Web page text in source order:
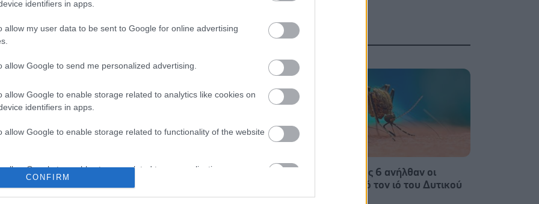
identifiers in apps.
allow my user data to be sent to Google for online advertising
allow Google to send me personalized advertising.
allow Google to enable storage related to analytics like cookies on
identifiers in apps.
allow Google to enable storage related to functionality of the website
allow Google to enable storage related to personalization.
allow Google to enable storage related to security, including
CONFIRM
η ψυχική υγεία τη
ασθενοφόρων του ΕΚΑΒ και τα
ΕΟΔΥ: Στους 6 ανήλθαν οι
θάνατοι από τον ιό του Δυτικού
Νείλου